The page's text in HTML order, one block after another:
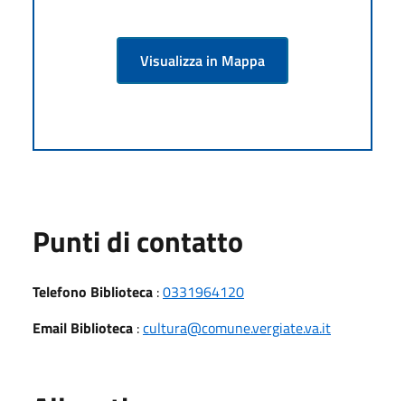
Visualizza in Mappa
Punti di contatto
Telefono Biblioteca :0331964120
Email Biblioteca :cultura@comune.vergiate.va.it